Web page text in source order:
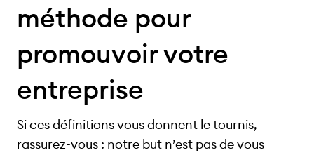
méthode pour
promouvoir votre
entreprise
Si ces définitions vous donnent le tournis,
rassurez-vous : notre but n’est pas de vous